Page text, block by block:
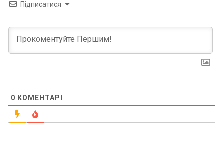
Підписатися
0 КОМЕНТАРІ